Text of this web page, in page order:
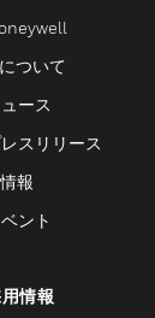
ついて
ース
スリリース
報
ント
情報